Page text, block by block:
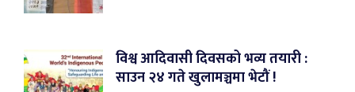
विश्व आदिवासी दिवसको भव्य तयारी :
साउन २४ गते खुलामञ्चमा भेटौं !